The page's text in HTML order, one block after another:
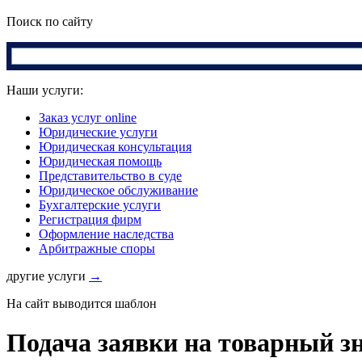
Поиск по сайту
Наши услуги:
Заказ услуг online
Юридические услуги
Юридическая консультация
Юридическая помощь
Представительство в суде
Юридическое обслуживание
Бухгалтерские услуги
Регистрация фирм
Оформление наследства
Арбитражные споры
другие услуги →
На сайт выводится шаблон
Подача заявки на товарный